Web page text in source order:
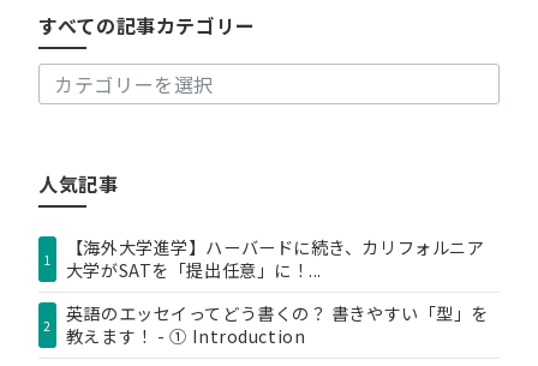
すべての記事カテゴリー
記
事
ー
人気記事
1
【海外大学進学】ハーバードに続き、カリフォルニア
大学がSATを「提出任意」に！...
2
英語のエッセイってどう書くの？ 書きやすい「型」を
教えます！ - ① Introduction